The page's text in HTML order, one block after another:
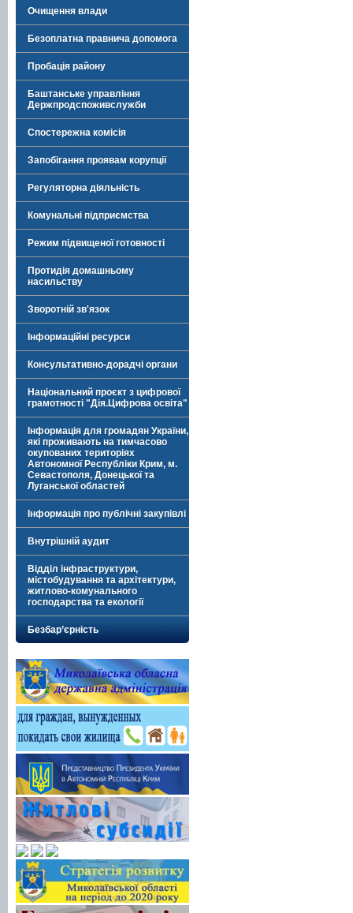
Очищення влади
Безоплатна правнича допомога
Пробація району
Баштанське управління
Держпродспоживслужби
Спостережна комісія
Запобігання проявам корупції
Регуляторна діяльність
Комунальні підприємства
Режим підвищеної готовності
Протидія домашньому
насильству
Зворотній зв'язок
Інформаційні ресурси
Консультативно-дорадчі органи
Національний проєкт з цифрової
грамотності "Дія.Цифрова освіта"
Інформація для громадян України,
які проживають на тимчасово
окупованих територіях
Автономної Республіки Крим, м.
Севастополя, Донецької та
Луганської областей
Інформація про публічні закупівлі
Внутрішній аудит
Відділ інфраструктури,
містобудування та архітектури,
житлово-комунального
господарства та екології
Безбар’єрність